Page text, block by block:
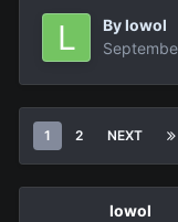
Bylowol
1 2 NEXT
lowol